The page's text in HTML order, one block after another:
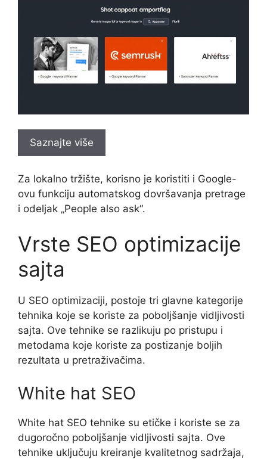
Saznajte više
Za lokalno tržište, korisno je koristiti i Google-
ovu funkciju automatskog dovršavanja pretrage
i odeljak „People also ask“.
Vrste SEO optimizacije
sajta
U SEO optimizaciji, postoje tri glavne kategorije
tehnika koje se koriste za poboljšanje vidljivosti
sajta. Ove tehnike se razlikuju po pristupu i
metodama koje koriste za postizanje boljih
rezultata u pretraživačima.
White hat SEO
White hat SEO tehnike su etičke i koriste se za
dugoročno poboljšanje vidljivosti sajta. Ove
tehnike uključuju kreiranje kvalitetnog sadržaja,